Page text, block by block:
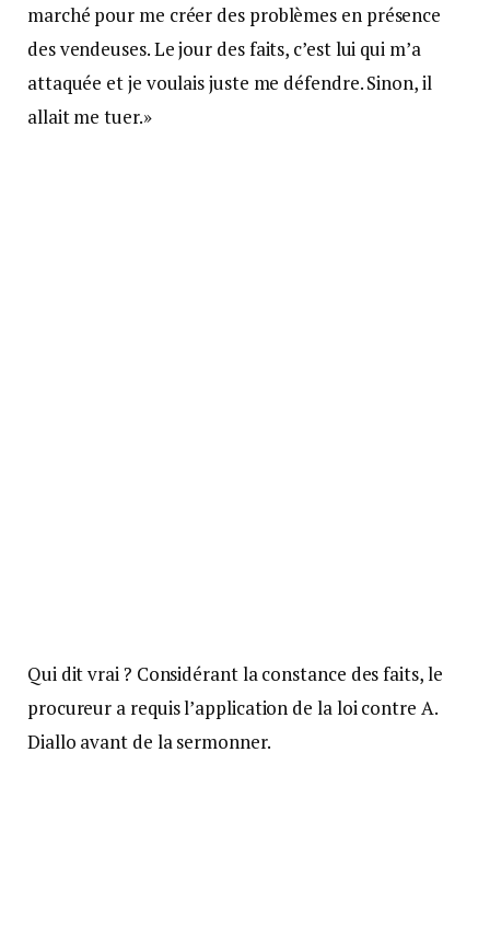
marché pour me créer des problèmes en présence
des vendeuses. Le jour des faits, c’est lui qui m’a
attaquée et je voulais juste me défendre. Sinon, il
allait me tuer.»
Qui dit vrai ? Considérant la constance des faits, le
procureur a requis l’application de la loi contre A.
Diallo avant de la sermonner.